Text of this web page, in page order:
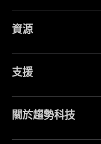
資源
支援
關於趨勢科技